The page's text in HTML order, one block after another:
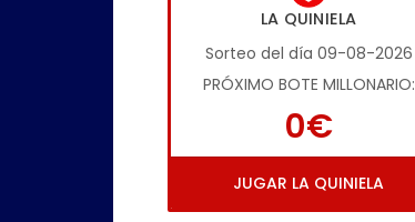
LA QUINIELA
Sorteo del día 09-08-2026
PRÓXIMO BOTE MILLONARIO:
0€
JUGAR LA QUINIELA